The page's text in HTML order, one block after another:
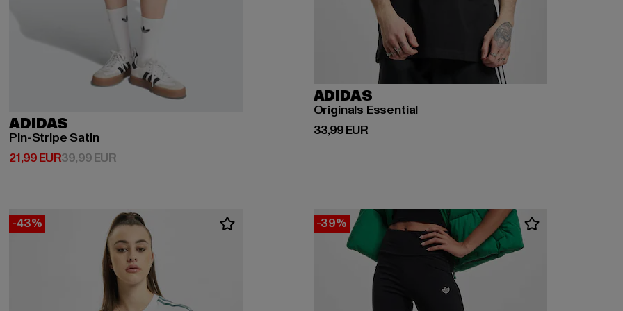
ADIDAS
Pin-Stripe Satin
21,99 EUR
Prix courant: 21,99 EUR
39,99 EURPrix en promotion: 39,99 EUR
ADIDAS
Originals Essential
33,99 EUR
Prix courant: 33,99 EUR
-43% -39%